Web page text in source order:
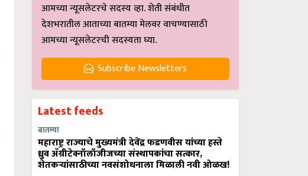
आमच्या न्यूसलेटरचे सदस्य व्हा. शेती संबंधीत
देशभरातील आताच्या बातम्या मेलवर वाचण्यासाठी
आमच्या न्यूसलेटरची सदस्यता घ्या.
Subscribe Newsletters
Latest feeds
बातम्या
महाराष्ट्र राज्याचे मुख्यमंत्री देवेंद्र फडणवीस यांच्या हस्ते
ध्रुव ॲग्रीटेक्नॉलॉजीजच्या संस्थापकांचा सत्कार,
शेतकऱ्यांसाठीच्या नवसंशोधनाला मिळाली नवी ओळख!